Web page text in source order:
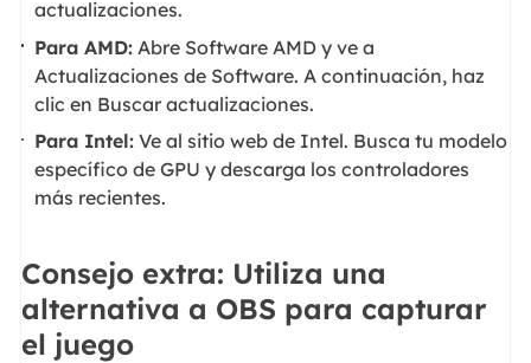
actualizaciones.
Para AMD: Abre Software AMD y ve a
Actualizaciones de Software. A continuación, haz
clic en Buscar actualizaciones.
Para Intel: Ve al sitio web de Intel. Busca tu modelo
específico de GPU y descarga los controladores
más recientes.
Consejo extra: Utiliza una
alternativa a OBS para capturar
el juego